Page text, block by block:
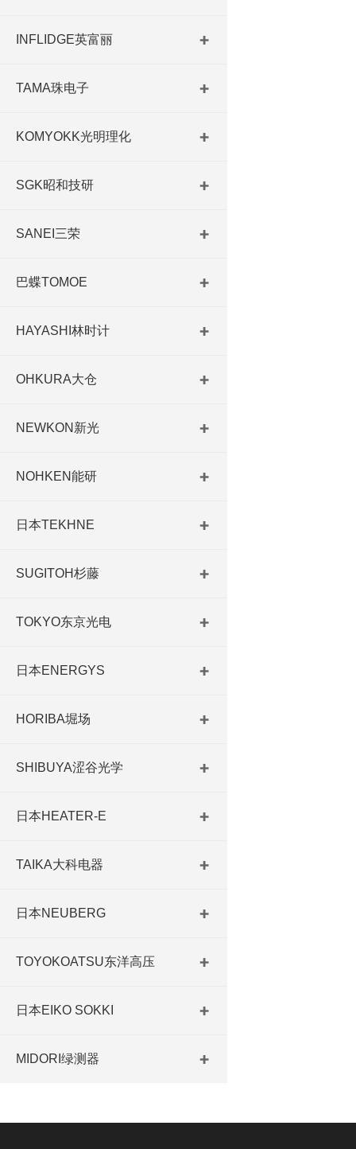
INFLIDGE英富丽
TAMA珠电子
KOMYOKK光明理化
SGK昭和技研
SANEI三荣
巴蝶TOMOE
HAYASHI林时计
OHKURA大仓
NEWKON新光
NOHKEN能研
日本TEKHNE
SUGITOH杉藤
TOKYO东京光电
日本ENERGYS
HORIBA堀场
SHIBUYA涩谷光学
日本HEATER-E
TAIKA大科电器
日本NEUBERG
TOYOKOATSU东洋高压
日本EIKO SOKKI
MIDORI绿测器